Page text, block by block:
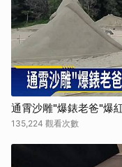
通霄沙雕"爆錶老爸"爆
135,224 觀看次數
取消